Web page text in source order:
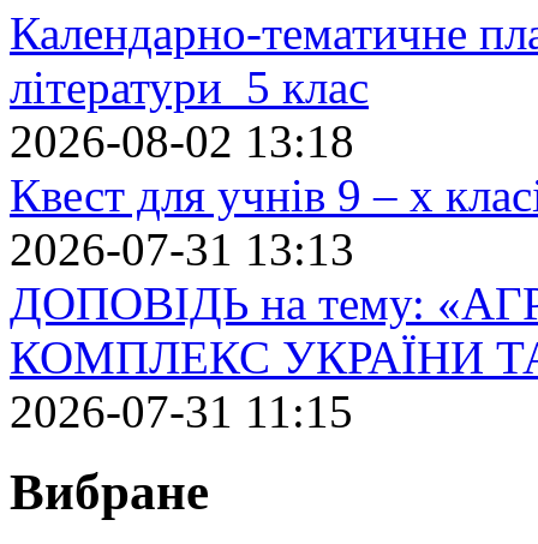
Календарно-тематичне
літератури 5 клас
2026-08-02 13:18
Квест для учнів 9 – х
2026-07-31 13:13
ДОПОВІДЬ на тему:
КОМПЛЕКС УКРАЇНИ
2026-07-31 11:15
Вибране